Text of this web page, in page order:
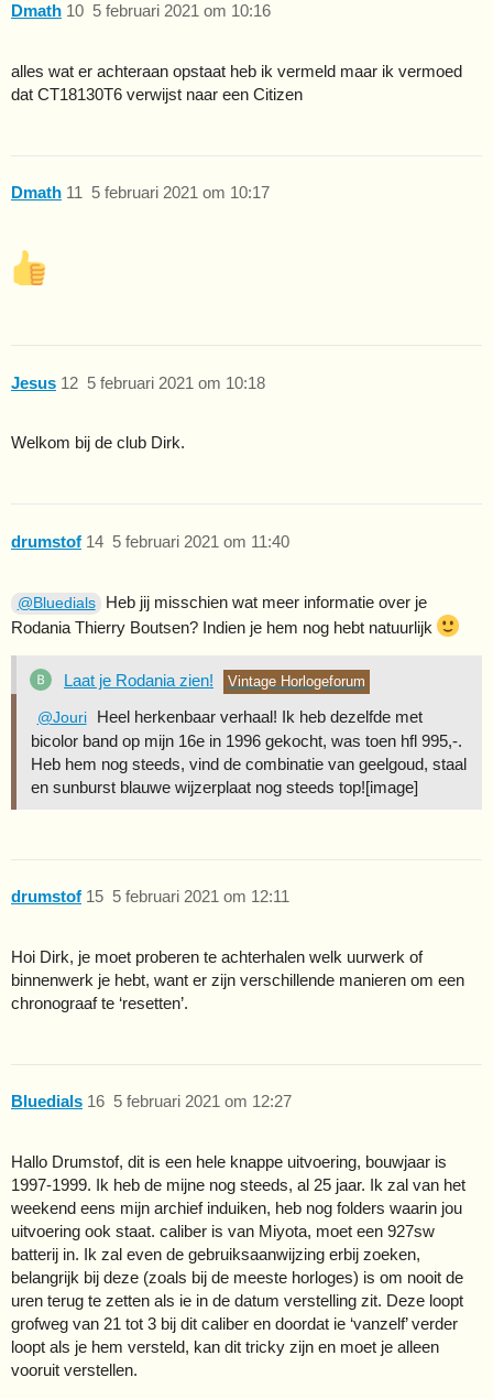
Dmath 5 februari 2021 om 10:16
10
alles wat er achteraan opstaat heb ik vermeld maar ik vermoed
dat CT18130T6 verwijst naar een Citizen
Dmath 5 februari 2021 om 10:17
11
Jesus 5 februari 2021 om 10:18
12
Welkom bij de club Dirk.
drumstof 5 februari 2021 om 11:40
14
@Bluedials
Heb jij misschien wat meer informatie over je
Rodania Thierry Boutsen? Indien je hem nog hebt natuurlijk
Laat je Rodania zien! Vintage Horlogeforum
@Jouri
Heel herkenbaar verhaal! Ik heb dezelfde met
bicolor band op mijn 16e in 1996 gekocht, was toen hfl 995,-.
Heb hem nog steeds, vind de combinatie van geelgoud, staal
en sunburst blauwe wijzerplaat nog steeds top![image]
drumstof 5 februari 2021 om 12:11
15
Hoi Dirk, je moet proberen te achterhalen welk uurwerk of
binnenwerk je hebt, want er zijn verschillende manieren om een
chronograaf te ‘resetten’.
Bluedials 5 februari 2021 om 12:27
16
Hallo Drumstof, dit is een hele knappe uitvoering, bouwjaar is
1997-1999. Ik heb de mijne nog steeds, al 25 jaar. Ik zal van het
weekend eens mijn archief induiken, heb nog folders waarin jou
uitvoering ook staat. caliber is van Miyota, moet een 927sw
batterij in. Ik zal even de gebruiksaanwijzing erbij zoeken,
belangrijk bij deze (zoals bij de meeste horloges) is om nooit de
uren terug te zetten als ie in de datum verstelling zit. Deze loopt
grofweg van 21 tot 3 bij dit caliber en doordat ie ‘vanzelf’ verder
loopt als je hem versteld, kan dit tricky zijn en moet je alleen
vooruit verstellen.